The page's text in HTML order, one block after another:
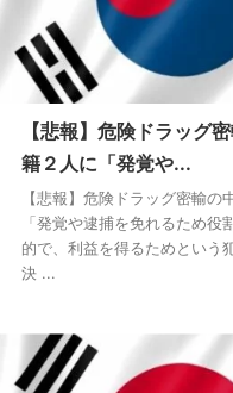
【悲報】危険ドラッグ
籍２人に「発覚や...
【悲報】危険ドラッグ密輸の
「発覚や逮捕を免れるため役
的で、利益を得るためという
決 ...